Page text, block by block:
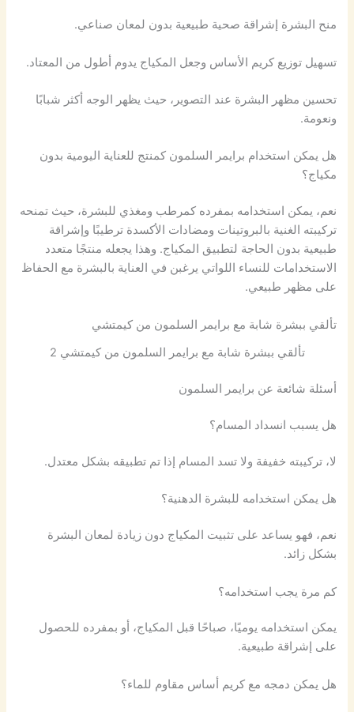
منح البشرة إشراقة صحية طبيعية بدون لمعان صناعي.
تسهيل توزيع كريم الأساس وجعل المكياج يدوم أطول من المعتاد.
تحسين مظهر البشرة عند التصوير، حيث يظهر الوجه أكثر شبابًا
ونعومة.
هل يمكن استخدام برايمر السلمون كمنتج للعناية اليومية بدون
مكياج؟
نعم، يمكن استخدامه بمفرده كمرطب ومغذي للبشرة، حيث تمنحه
تركيبته الغنية بالبروتينات ومضادات الأكسدة ترطيبًا وإشراقة
طبيعية بدون الحاجة لتطبيق المكياج. وهذا يجعله منتجًا متعدد
الاستخدامات للنساء اللواتي يرغبن في العناية بالبشرة مع الحفاظ
على مظهر طبيعي.
تألقي ببشرة شابة مع برايمر السلمون من كيمتشي
تألقي ببشرة شابة مع برايمر السلمون من كيمتشي 2
أسئلة شائعة عن برايمر السلمون
هل يسبب انسداد المسام؟
لا، تركيبته خفيفة ولا تسد المسام إذا تم تطبيقه بشكل معتدل.
هل يمكن استخدامه للبشرة الدهنية؟
نعم، فهو يساعد على تثبيت المكياج دون زيادة لمعان البشرة
بشكل زائد.
كم مرة يجب استخدامه؟
يمكن استخدامه يوميًا، صباحًا قبل المكياج، أو بمفرده للحصول
على إشراقة طبيعية.
هل يمكن دمجه مع كريم أساس مقاوم للماء؟